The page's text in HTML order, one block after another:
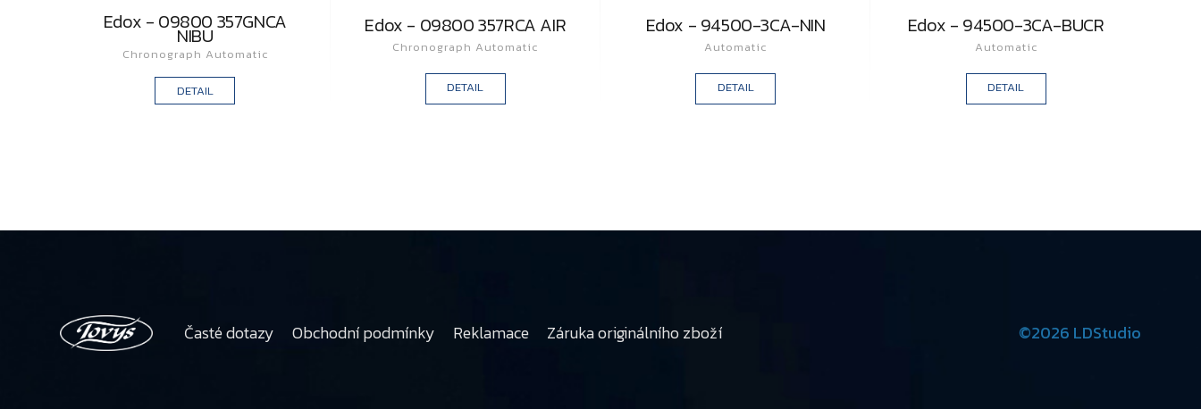
Edox - 09800 357GNCA
NIBU
Chronograph Automatic
DETAIL
Edox - 09800 357RCA AIR
Chronograph Automatic
DETAIL
Edox - 94500-3CA-NIN
Automatic
DETAIL
Edox - 94500-3CA-BUCR
Automatic
DETAIL
Časté dotazy Obchodní podmínky Reklamace Záruka originálního zboží ©2026 LDStudio